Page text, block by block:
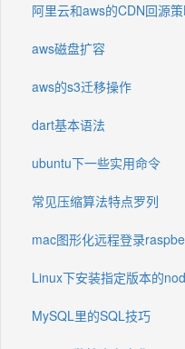
阿里云和aws的CDN回源
aws磁盘扩容
aws的s3迁移操作
dart基本语法
ubuntu下一些实用命令
常见压缩算法特点罗列
mac图形化远程登录
Linux下安装指定版本的
MySQL里的SQL技巧